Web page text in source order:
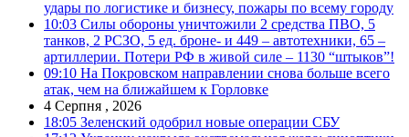
удары по логистике и бизнесу, пожары по всему городу
10:03 Силы обороны уничтожили 2 средства ПВО, 5
танков, 2 РСЗО, 5 ед. броне- и 449 – автотехники, 65 –
артиллерии. Потери РФ в живой силе – 1130 “штыков”!
09:10 На Покровском направлении снова больше всего
атак, чем на ближайшем к Горловке
4 Серпня , 2026
18:05 Зеленский одобрил новые операции СБУ